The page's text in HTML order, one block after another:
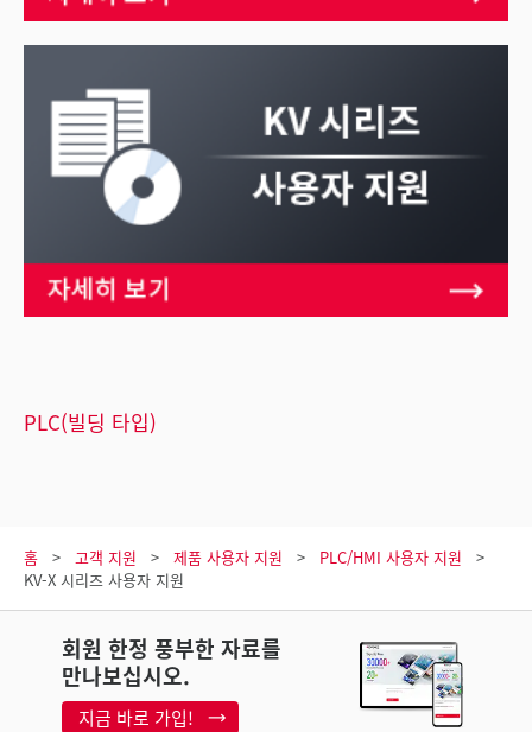
PLC(빌딩 타입)
홈 고객 지원 제품 사용자 지원
PLC/HMI 사용자 지원
KV-X 시리즈 사용자 지원
회원 한정 풍부한 자료를
만나보십시오.
지금 바로 가입!